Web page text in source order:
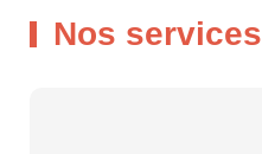
Nos services